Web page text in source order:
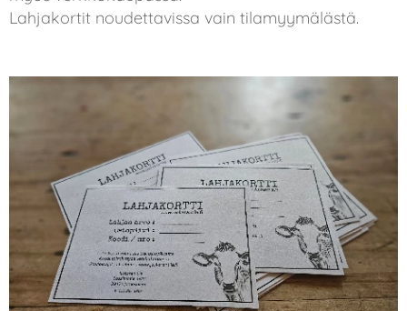
Lahjakortit noudettavissa vain tilamyymälästä.